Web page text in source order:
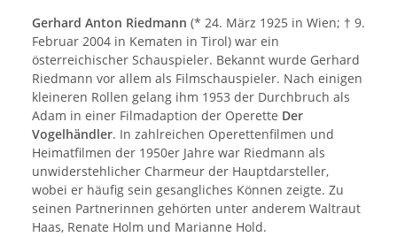
Gerhard Anton Riedmann (* 24. März 1925 in Wien; † 9.
Februar 2004 in Kematen in Tirol) war ein
österreichischer Schauspieler. Bekannt wurde Gerhard
Riedmann vor allem als Filmschauspieler. Nach einigen
kleineren Rollen gelang ihm 1953 der Durchbruch als
Adam in einer Filmadaption der Operette Der
Vogelhändler. In zahlreichen Operettenfilmen und
Heimatfilmen der 1950er Jahre war Riedmann als
unwiderstehlicher Charmeur der Hauptdarsteller,
wobei er häufig sein gesangliches Können zeigte. Zu
seinen Partnerinnen gehörten unter anderem Waltraut
Haas, Renate Holm und Marianne Hold.